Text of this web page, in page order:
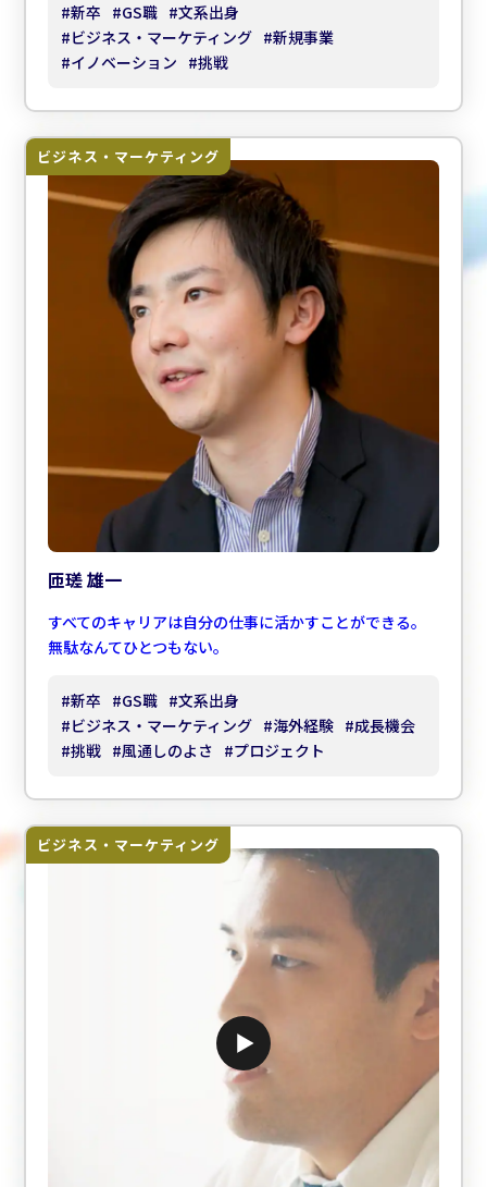
#新卒 #GS職 #文系出身
#ビジネス・マーケティング #新規事業
#イノベーション #挑戦
ビジネス・マーケティング
匝瑳 雄一
すべてのキャリアは自分の仕事に活かすことができる。
無駄なんてひとつもない。
#新卒 #GS職 #文系出身
#ビジネス・マーケティング #海外経験 #成長機会
#挑戦 #風通しのよさ #プロジェクト
ビジネス・マーケティング